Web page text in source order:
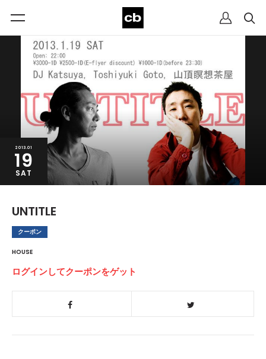
2013.01
19
SAT
UNTITLE
クーポン
HOUSE
ログインしてクーポンをゲット